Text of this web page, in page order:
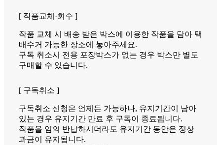
[ 작품교체·회수 ]
작품 교체 시 배송 받은 박스에 이용한 작품을 담아 택
배수거 가능한 장소에 놓아주세요.
구독 취소시 전용 포장박스가 없는 경우 박스만 별도
구매할 수 있습니다.
[ 구독취소 ]
구독취소 신청은 언제든 가능하나, 유지기간이 남아
있는 경우 유지기간 만료 후 구독이 종료됩니다.
작품을 임의 반납하시더라도 유지기간 동안은 정상
과금이 유지됩니다.